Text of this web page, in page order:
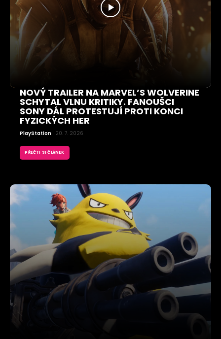
NOVÝ TRAILER NA MARVEL’S WOLVERINE
SCHYTAL VLNU KRITIKY. FANOUŠCI
SONY DÁL PROTESTUJÍ PROTI KONCI
FYZICKÝCH HER
PlayStation 20. 7. 2026
PŘEČTI SI ČLÁNEK